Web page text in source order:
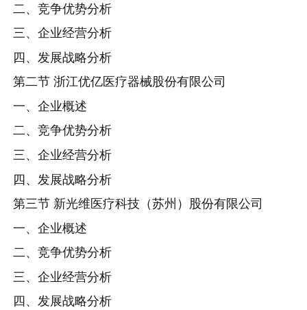
二、竞争优势分析
三、企业经营分析
四、发展战略分析
第二节 浙江优亿医疗器械股份有限公司
一、企业概述
二、竞争优势分析
三、企业经营分析
四、发展战略分析
第三节 新光维医疗科技（苏州）股份有限公司
一、企业概述
二、竞争优势分析
三、企业经营分析
四、发展战略分析